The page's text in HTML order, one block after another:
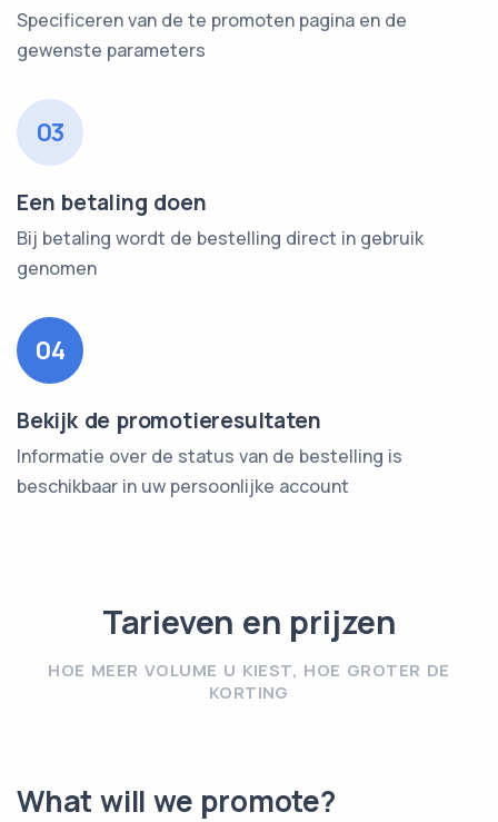
Specificeren van de te promoten pagina en de
gewenste parameters
03
Een betaling doen
Bij betaling wordt de bestelling direct in gebruik
genomen
04
Bekijk de promotieresultaten
Informatie over de status van de bestelling is
beschikbaar in uw persoonlijke account
Tarieven en prijzen
HOE MEER VOLUME U KIEST, HOE GROTER DE
KORTING
What will we promote?